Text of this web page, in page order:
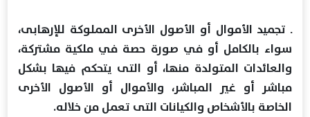
ـ تجميد الأموال أو الأصول الأخرى المملوكة للإرهابى،
سواء بالكامل أو في صورة حصة في ملكية مشتركة،
والعائدات المتولدة منها، أو التى يتحكم فيها بشكل
مباشر أو غير المباشر، والأموال أو الأصول الأخرى
الخاصة بالأشخاص والكيانات التى تعمل من خلاله.